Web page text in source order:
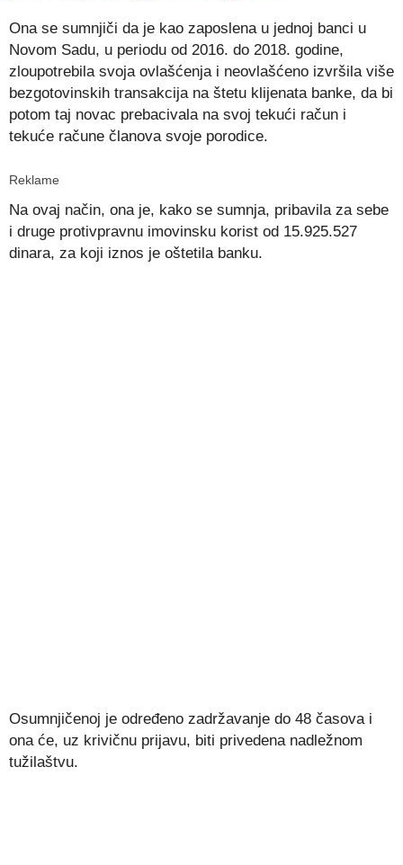
Ona se sumnjiči da je kao zaposlena u jednoj banci u
Novom Sadu, u periodu od 2016. do 2018. godine,
zloupotrebila svoja ovlašćenja i neovlašćeno izvršila više
bezgotovinskih transakcija na štetu klijenata banke, da bi
potom taj novac prebacivala na svoj tekući račun i
tekuće račune članova svoje porodice.
Reklame
Na ovaj način, ona je, kako se sumnja, pribavila za sebe
i druge protivpravnu imovinsku korist od 15.925.527
dinara, za koji iznos je oštetila banku.
Osumnjičenoj je određeno zadržavanje do 48 časova i
ona će, uz krivičnu prijavu, biti privedena nadležnom
tužilaštvu.